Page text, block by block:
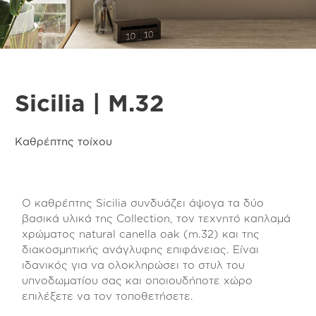
Sicilia | M.32
Καθρέπτης τοίχου
Ο καθρέπτης Sicilia συνδυάζει άψογα τα δύο
βασικά υλικά της Collection, τον τεχνητό καπλαμά
χρώματος natural canella oak (m.32) και της
διακοσμητικής ανάγλυφης επιφάνειας. Είναι
ιδανικός για να ολοκληρώσει το στυλ του
υπνοδωματίου σας και οποιουδήποτε χώρο
επιλέξετε να τον τοποθετήσετε.